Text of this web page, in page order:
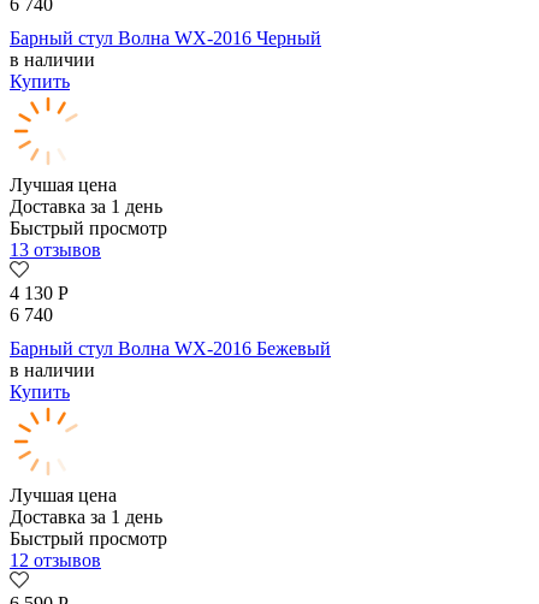
6 740
Барный стул Волна WX-2016 Черный
в наличии
Купить
Лучшая цена
Доставка за 1 день
Быстрый просмотр
13 отзывов
4 130 Р
6 740
Барный стул Волна WX-2016 Бежевый
в наличии
Купить
Лучшая цена
Доставка за 1 день
Быстрый просмотр
12 отзывов